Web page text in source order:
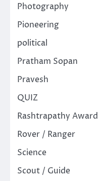
Photography
Pioneering
political
Pratham Sopan
Pravesh
QUIZ
Rashtrapathy Award
Rover / Ranger
Science
Scout / Guide